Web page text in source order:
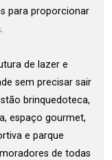
para proporcionar
de lazer e
sem precisar sair
brinquedoteca,
espaço gourmet,
e parque
de todas